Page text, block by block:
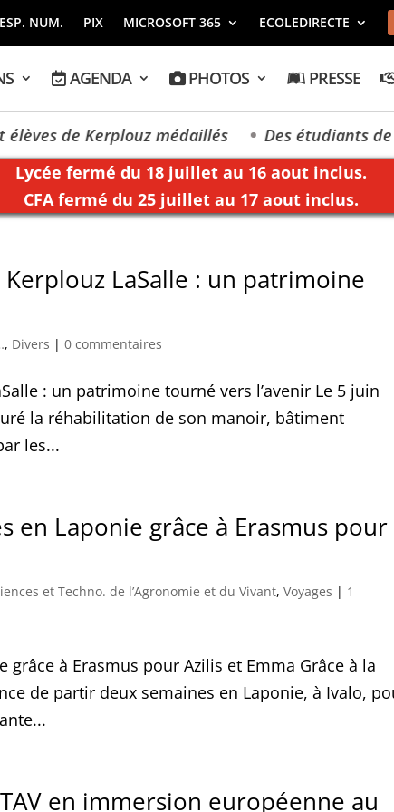
ESP. NUM. PIX MICROSOFT 365 ECOLEDIRECTE
AGENDA PHOTOS PRESSE
de Kerplouz médaillés
Des étudiants de
Lycée fermé du 18 juillet au 16 aout inclus.
CFA fermé du 25 juillet au 17 aout inclus.
LaSalle : un patrimoine
, Divers |0 commentaires
: un patrimoine tourné vers l’avenir Le 5 juin
la réhabilitation de son manoir, bâtiment
les...
en Laponie grâce à Erasmus pour
et Techno. de l’Agronomie et du Vivant,Voyages | 1
à Erasmus pour Azilis et Emma Grâce à la
de partir deux semaines en Laponie, à Ivalo,
en immersion européenne au